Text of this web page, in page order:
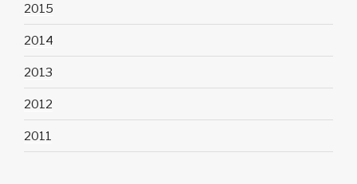
2015
2014
2013
2012
2011